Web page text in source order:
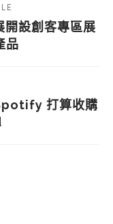
設創客專區展
品
打算收購